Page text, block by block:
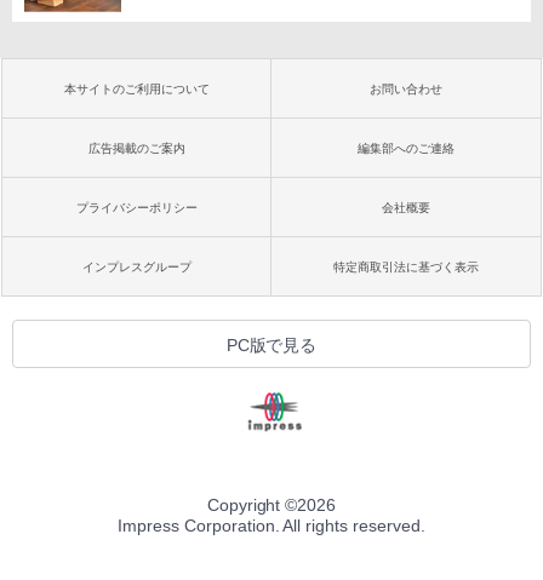
本サイトのご利用について お問い合わせ
広告掲載のご案内 編集部へのご連絡
プライバシーポリシー 会社概要
インプレスグループ 特定商取引法に基づく表示
PC版で見る
Copyright ©2026
Impress Corporation. All rights reserved.